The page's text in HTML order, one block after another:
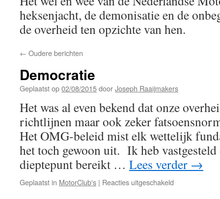
heksenjacht, de demonisatie en de
de overheid ten opzichte van hen.
← Oudere berichten
Democratie
Geplaatst op02/08/2015doorJoseph Raaijmakers
Het was al even bekend dat onze
richtlijnen maar ook zeker
Het OMG-beleid mist elk wettelijk
het toch gewoon uit. Ik heb vastgesteld
dieptepunt bereikt … Lees verder →
Geplaatst in MotorClub's | Reacties uitgeschakeld